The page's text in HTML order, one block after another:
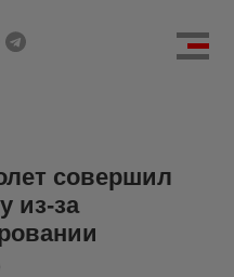
совершил
из-за